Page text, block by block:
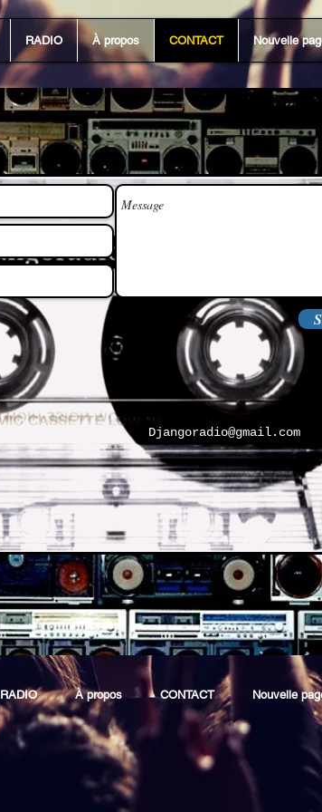
RADIO À propos CONTACT Nouvelle
djangoradio@gmail.com
Djangoradio@gmail.com
RADIO À propos CONTACT Nouvelle